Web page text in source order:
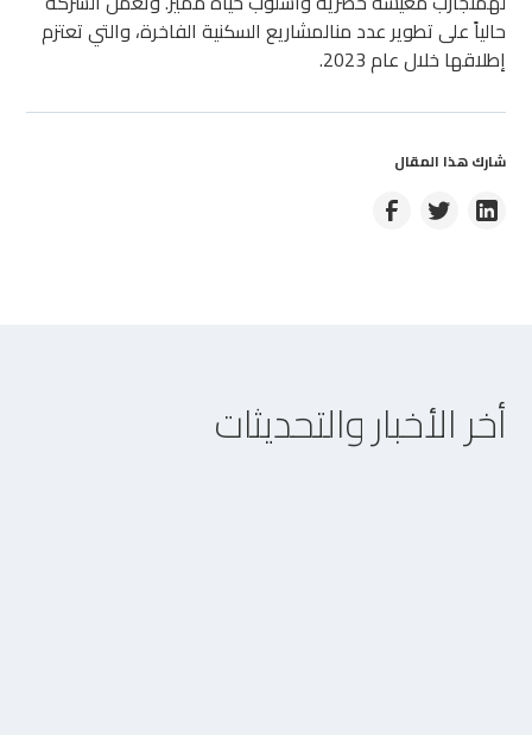
حالياً على تطوير عدد منالمشاريع السكنية الفاخرة، والتي تعتزم
إطلاقها خلال عام 2023.
شارك هذا المقال
أخر الأخبار والتحديثات